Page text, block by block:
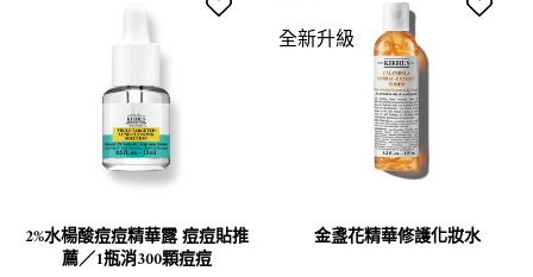
2%水楊酸痘痘精華露 痘痘貼推
薦／1瓶消300顆痘痘
全新升級
金盞花精華修護化妝水